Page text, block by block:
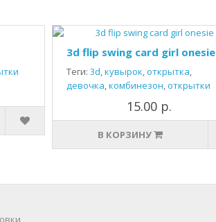
3d flip swing card girl onesie
Теги: 3d,кувырок,открытка,
девочка,комбинезон,открытки
15.00 р.
В КОРЗИНУ